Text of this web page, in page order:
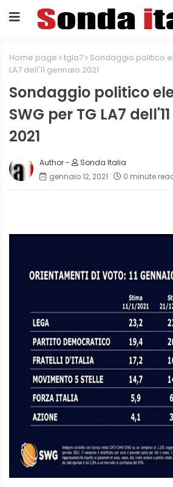
Home page tgla7
Sondaggio politico
LA7 dell'11 gennaio 2021
Sondaggio politico
SWG per TG LA7
2021
Sonda Italia
gennaio 12, 2021
0 minute